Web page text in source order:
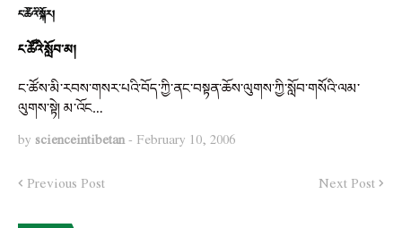
ང་ཚོའི་སྐོར།
ང་ཚོའི་སློབ་མ།
ང་ཚོས་མི་རབས་གསར་པའི་བོད་ཀྱི་ནང་བསྟན་ཆོས་ལུགས་ཀྱི་སློབ་གསོའི་ལམ་
ལུགས་སྟེ། མ་འོང…
by scienceintibetan- February 10, 2006
Previous Post Next Post